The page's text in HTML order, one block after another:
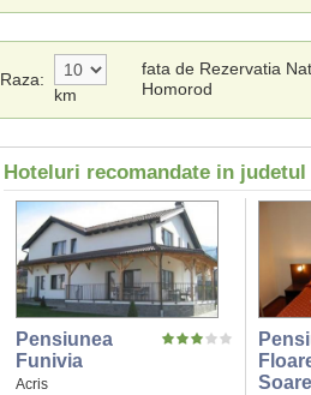
Raza:
km
fata de Rezervatia
Homorod
Hoteluri recomandate in judetul
Pensiunea
Funivia
Acris